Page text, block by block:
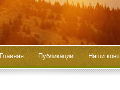
Главная Публикации Наши